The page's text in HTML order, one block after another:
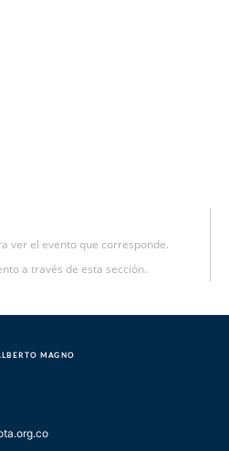
ver el evento que corresponde.
a través de esta sección.
MAGNO